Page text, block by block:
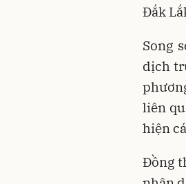
Đắk
Song
dịch
liên
hiện
Đồng